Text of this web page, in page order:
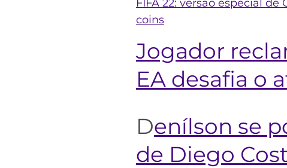
FIFA 22: versão especial
coins
Jogador
EA desafia o
Denílson se
de Diego